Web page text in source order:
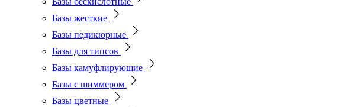
Базы жесткие
Базы педикюрные
Базы для типсов
Базы камуфлирующие
Базы с шиммером
Базы цветные